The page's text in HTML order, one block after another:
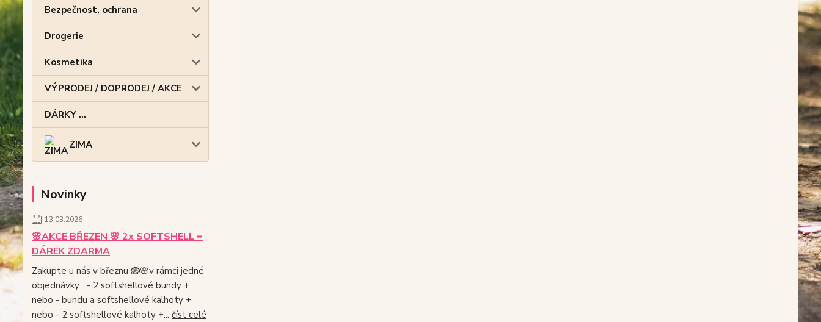
Bezpečnost, ochrana
Drogerie
Kosmetika
VÝPRODEJ / DOPRODEJ / AKCE
DÁRKY ...
ZIMA
Novinky
13.03.2026
🌸AKCE BŘEZEN 🌸 2x SOFTSHELL =
DÁREK ZDARMA
Zakupte u nás v březnu 🪺🌸v rámci jedné
objednávky - 2 softshellové bundy +
nebo - bundu a softshellové kalhoty +
nebo - 2 softshellové kalhoty +... číst celé